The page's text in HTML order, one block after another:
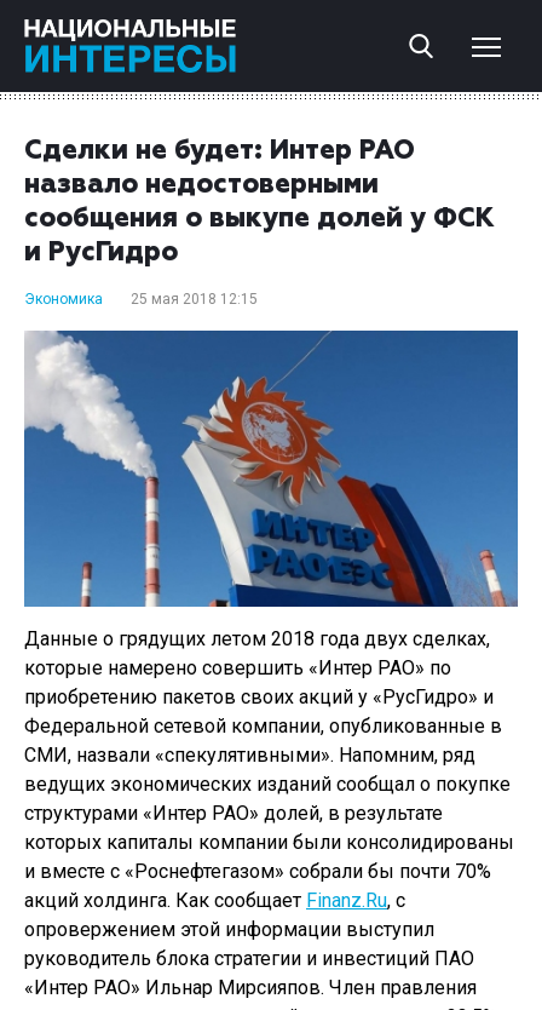
Сделки не будет: Интер РАО
назвало недостоверными
сообщения о выкупе долей у ФСК
и РусГидро
Экономика 25 мая 2018 12:15
Данные о грядущих летом 2018 года двух сделках,
которые намерено совершить «Интер РАО» по
приобретению пакетов своих акций у «РусГидро» и
Федеральной сетевой компании, опубликованные в
СМИ, назвали «спекулятивными». Напомним, ряд
ведущих экономических изданий сообщал о покупке
структурами «Интер РАО» долей, в результате
которых капиталы компании были консолидированы
и вместе с «Роснефтегазом» собрали бы почти 70%
акций холдинга. Как сообщает Finanz.Ru, с
опровержением этой информации выступил
руководитель блока стратегии и инвестиций ПАО
«Интер РАО» Ильнар Мирсияпов. Член правления